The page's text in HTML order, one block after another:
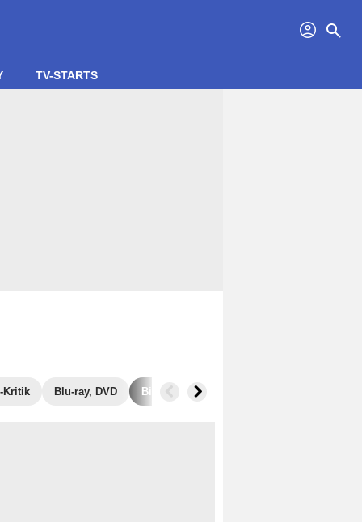
profil search
TV-STARTS
Kritik Blu-ray, DVD Bilder Ähnliche Filme